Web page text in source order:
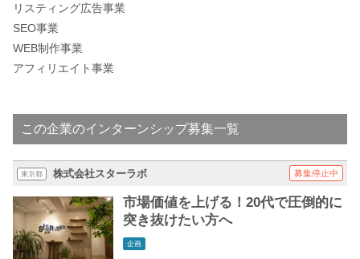
リスティング広告事業
SEO事業
WEB制作事業
アフィリエイト事業
この企業のインターンシップ募集一覧
東京都 株式会社スターラボ 募集停止中
市場価値を上げる！20代で圧倒的に
突き抜けたい方へ
企画